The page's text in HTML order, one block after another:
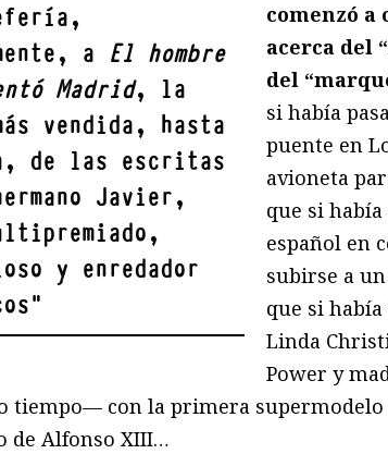
a El hombre
Madrid, la
vendida, hasta
de las escritas
Javier,
y enredador
"
comenzó a
acerca del
del
si había
puente en
avioneta
que si
español en
subirse a
que si
Linda
Power y
tiempo— con la primera supermodelo
de Alfonso XIII…